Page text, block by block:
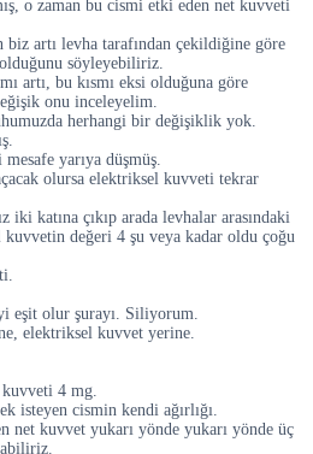
o zaman bu cismi etki eden net kuvveti
artı levha tarafından çekildiğine göre
söyleyebiliriz.
artı, bu kısmı eksi olduğuna göre
onu inceleyelim.
herhangi bir değişiklik yok.
yarıya düşmüş.
olursa elektriksel kuvveti tekrar
iki katına çıkıp arada levhalar arasındaki
kuvvetin değeri 4 şu veya kadar oldu çoğu
eşit olur şurayı. Siliyorum.
elektriksel kuvvet yerine.
kuvveti 4 mg.
isteyen cismin kendi ağırlığı.
net kuvvet yukarı yönde yukarı yönde üç